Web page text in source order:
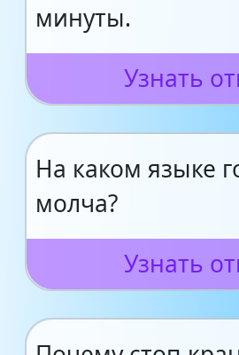
минуты.
Узнать
На каком языке
молча?
Узнать